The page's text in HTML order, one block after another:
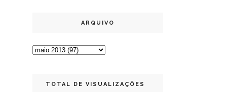
ARQUIVO
TOTAL DE VISUALIZAÇÕES